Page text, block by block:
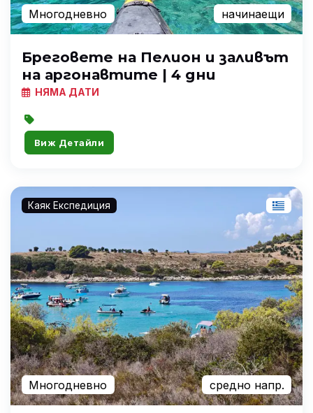
Многодневно начинаещи
Бреговете на Пелион и заливът
на аргонавтите | 4 дни
НЯМА ДАТИ
Виж Детайли
Каяк Експедиция
Многодневно средно напр.